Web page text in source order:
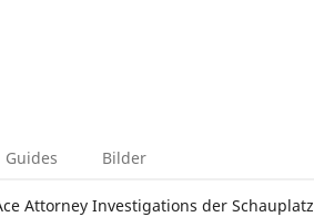
Guides Bilder
Attorney Investigations der Schauplatz